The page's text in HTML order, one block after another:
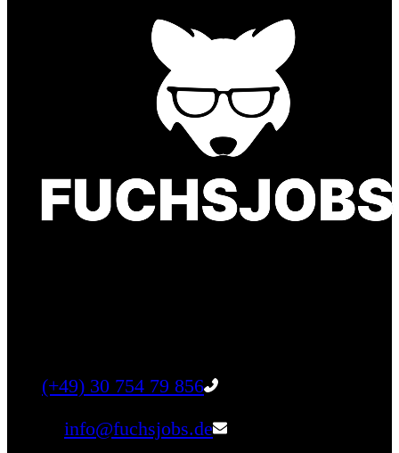
(+49) 30 754 79 856
info@fuchsjobs.de